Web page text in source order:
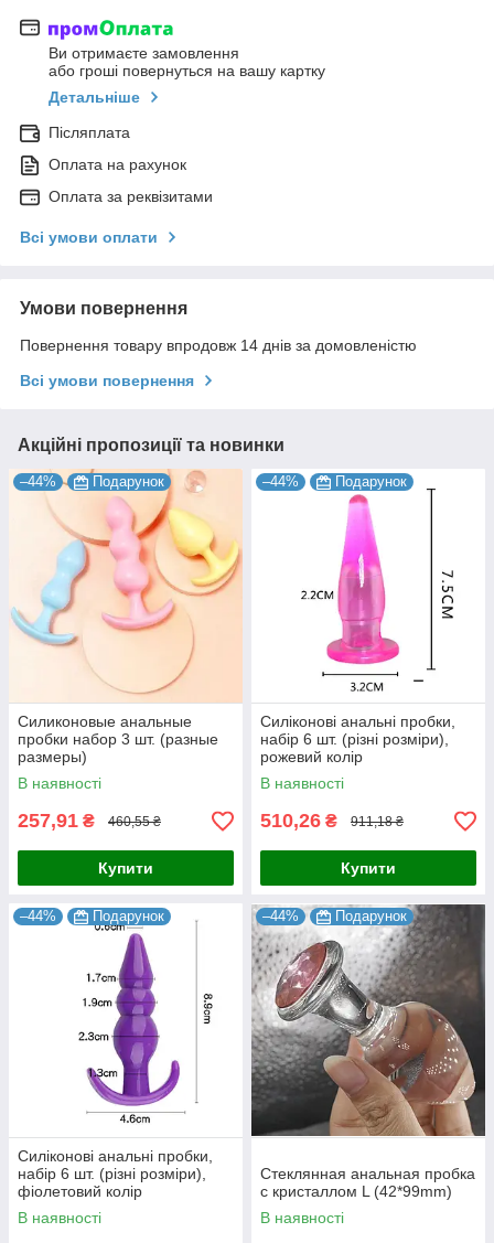
Ви отримаєте замовлення
або гроші повернуться на вашу картку
Детальніше
Післяплата
Оплата на рахунок
Оплата за реквізитами
Всі умови оплати
Умови повернення
Повернення товару впродовж 14 днів за домовленістю
Всі умови повернення
Акційні пропозиції та новинки
–44% Подарунок
Силиконовые анальные
пробки набор 3 шт. (разные
размеры)
В наявності
257,91 ₴ 460,55 ₴
Купити
–44% Подарунок
Силіконові анальні пробки,
набір 6 шт. (різні розміри),
рожевий колір
В наявності
510,26 ₴ 911,18 ₴
Купити
–44% Подарунок
Силіконові анальні пробки,
набір 6 шт. (різні розміри),
фіолетовий колір
В наявності
–44% Подарунок
Стеклянная анальная пробка
с кристаллом L (42*99mm)
В наявності